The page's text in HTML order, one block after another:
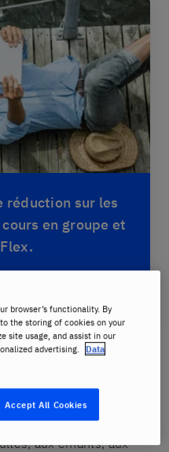
réduction sur les
en groupe et
de langue
cours de langues et de
aux enfants, aux
browser’s functionality. By
the storing of cookies on your
site usage, and assist in our
advertising. Data
Accept All Cookies